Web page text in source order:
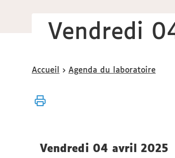
Vendredi
Vous
ici :
Accueil Agenda du laboratoire
vendredi 04 avril 2025